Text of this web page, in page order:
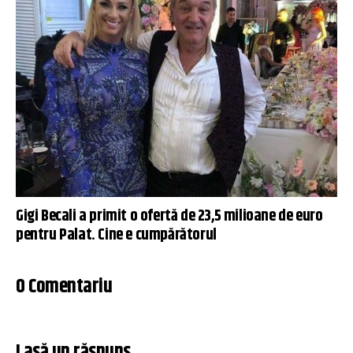
Gigi Becali a primit o ofertă de 23,5 milioane de euro
pentru Palat. Cine e cumpărătorul
0 Comentariu